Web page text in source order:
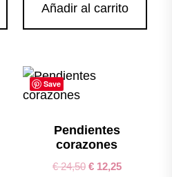
Añadir al carrito
Save
Pendientes
corazones
€24,50 €12,25